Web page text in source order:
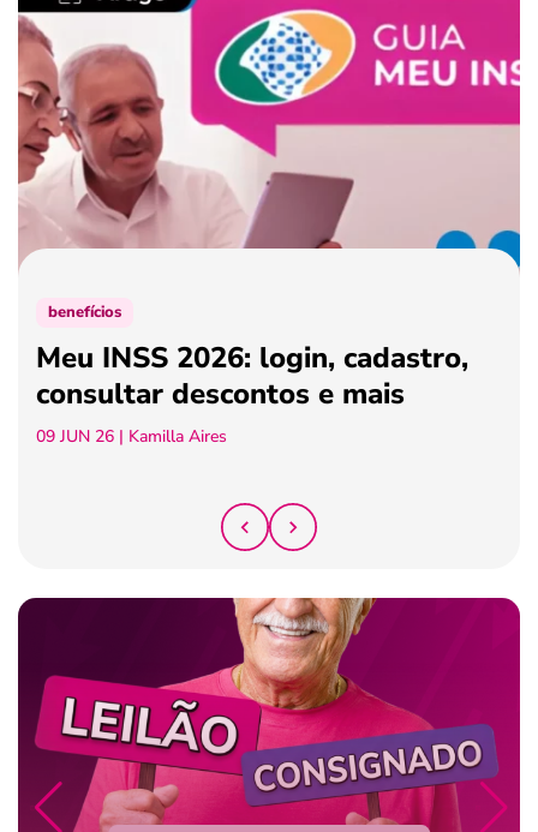
crédito fácil
últimas notícias
ferramentas
benefícios
Meu INSS 2026: login, cadastro,
consultar descontos e mais
09 JUN 26 | Kamilla Aires